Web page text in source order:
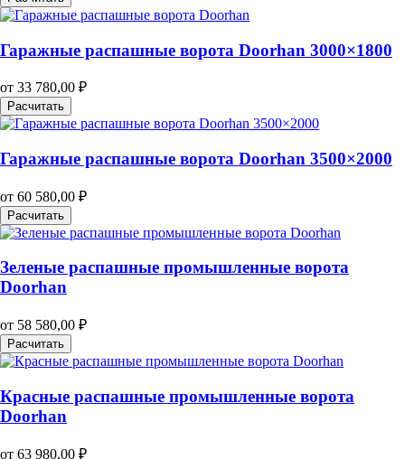
Гаражные распашные ворота Doorhan 3000×1800
от 33 780,00 ₽
Расчитать
Гаражные распашные ворота Doorhan 3500×2000
от 60 580,00 ₽
Расчитать
Зеленые распашные промышленные ворота
Doorhan
от 58 580,00 ₽
Расчитать
Красные распашные промышленные ворота
Doorhan
от 63 980,00 ₽